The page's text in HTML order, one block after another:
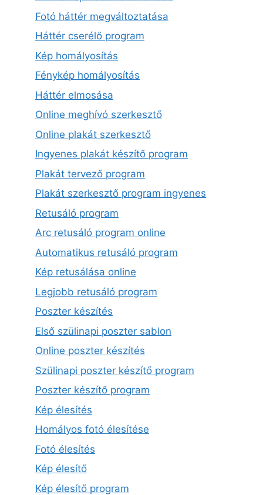
Fotó háttér megváltoztatása
Háttér cserélő program
Kép homályosítás
Fénykép homályosítás
Háttér elmosása
Online meghívó szerkesztő
Online plakát szerkesztő
Ingyenes plakát készítő program
Plakát tervező program
Plakát szerkesztő program ingyenes
Retusáló program
Arc retusáló program online
Automatikus retusáló program
Kép retusálása online
Legjobb retusáló program
Poszter készítés
Első szülinapi poszter sablon
Online poszter készítés
Szülinapi poszter készítő program
Poszter készítő program
Kép élesítés
Homályos fotó élesítése
Fotó élesítés
Kép élesítő
Kép élesítő program